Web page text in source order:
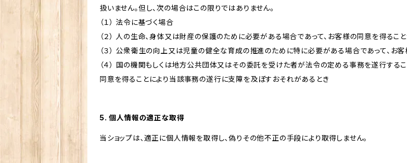
扱いません。但し、次の場合はこの限りではありません。
（１） 法令に基づく場合
（２） 人の生命、身体又は財産の保護のために必要がある場合であって、お客様の同意を得るこ
（３） 公衆衛生の向上又は児童の健全な育成の推進のために特に必要がある場合であって、お
（４） 国の機関もしくは地方公共団体又はその委託を受けた者が法令の定める事務を遂行する
同意を得ることにより当該事務の遂行に支障を及ぼすおそれがあるとき
5. 個人情報の適正な取得
当ショップは、適正に個人情報を取得し、偽りその他不正の手段により取得しません。